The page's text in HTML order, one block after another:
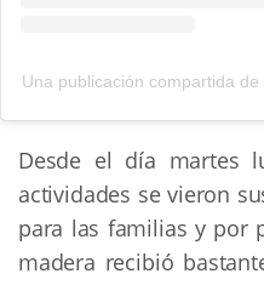
Una publicación compartida
Desde el día martes
actividades se vieron
para las familias y por
madera recibió